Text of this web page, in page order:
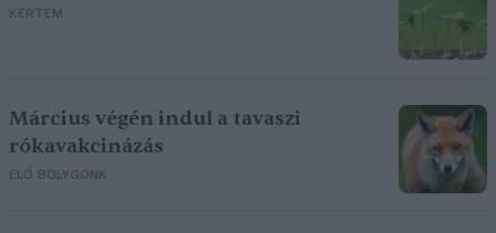
KERTEM
Március végén indul a tavaszi
rókavakcinázás
ÉLŐ BOLYGÓNK